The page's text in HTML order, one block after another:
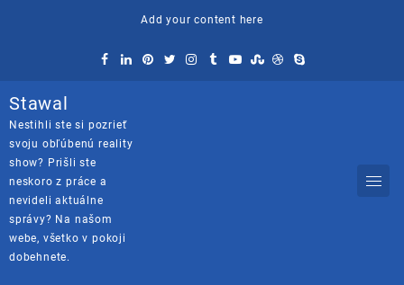
Add your content here
Stawal
Nestihli ste si pozrieť
svoju obľúbenú reality
show? Prišli ste
neskoro z práce a
nevideli aktuálne
správy? Na našom
webe, všetko v pokoji
dobehnete.